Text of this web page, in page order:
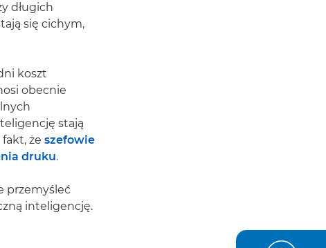
długich
się cichym,
koszt
obecnie
stają
że szefowie
druku.
przemyśleć
inteligencję.